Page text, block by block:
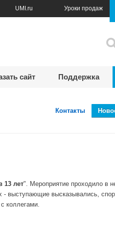
UMI.ru Уроки продаж
сайт Поддержка
Контакты
13 лет". Мероприятие проходило в
выступающие высказывались,
коллегами.